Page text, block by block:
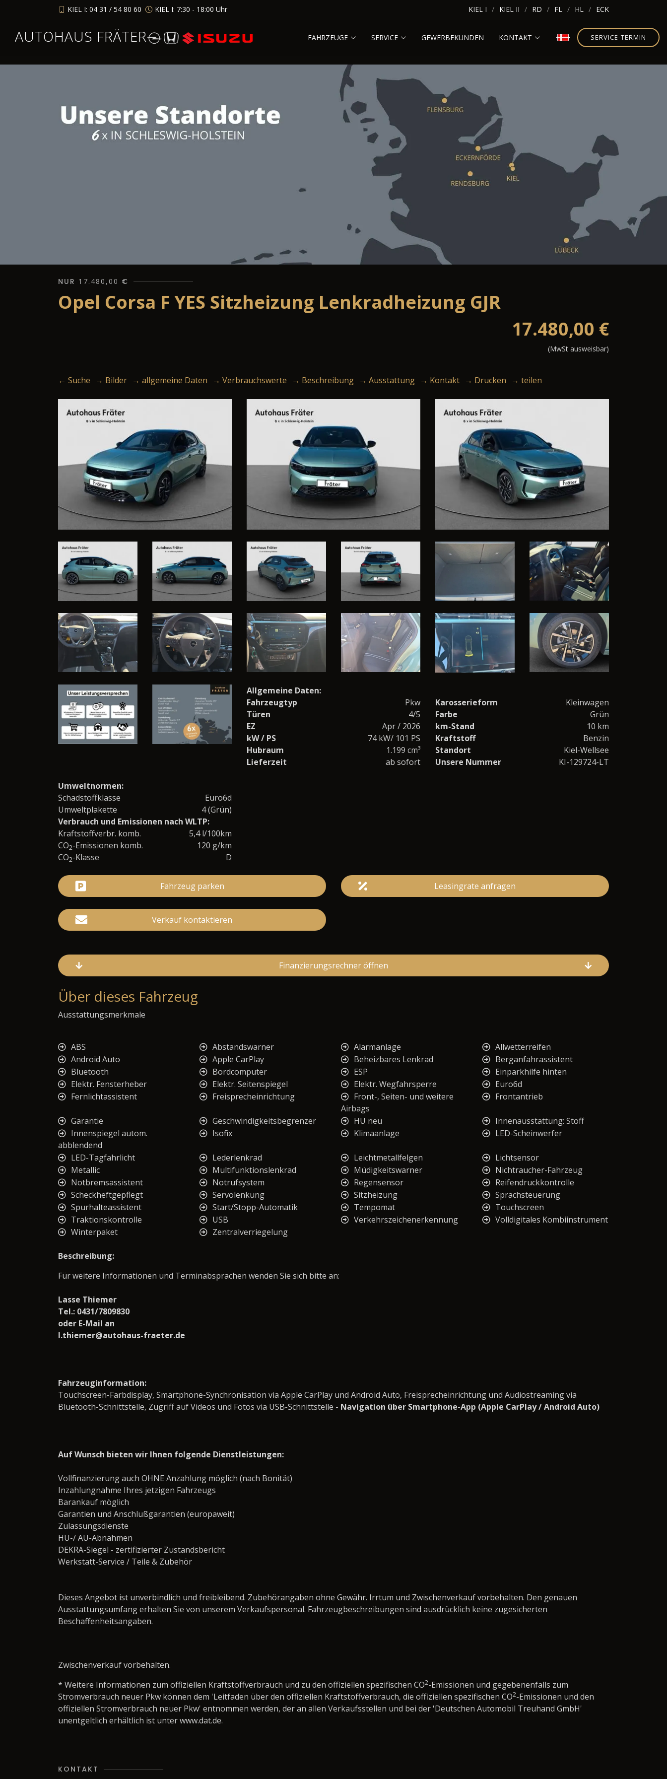
KIEL I: 04 31 / 54 80 60 KIEL I: 7:30 - 18:00 Uhr KIEL I KIEL II RD FL HL ECK
AUTOHAUS FRÄTER FAHRZEUGE SERVICE GEWERBEKUNDEN KONTAKT SERVICE-TERMIN
NUR 17.480,00 €
Opel Corsa F YES Sitzheizung Lenkradheizung GJR
17.480,00 €
(MwSt ausweisbar)
← Suche → Bilder → allgemeine Daten → Verbrauchswerte → Beschreibung → Ausstattung → Kontakt → Drucken → teilen
Allgemeine Daten:
Fahrzeugtyp
Pkw Karosserieform
Kleinwagen
Türen
4/5 Farbe
Grün
EZ
Apr / 2026 km-Stand
10 km
kW / PS
74 kW/ 101 PS Kraftstoff
Benzin
Hubraum
1.199 cm³ Standort
Kiel-Wellsee
Lieferzeit
ab sofort Unsere Nummer KI-129724-LT
Umweltnormen:
Schadstoffklasse
Euro6d
Umweltplakette
4 (Grün)
Verbrauch und Emissionen nach WLTP:
Kraftstoffverbr. komb.
5,4 l/100km
CO2-Emissionen komb.
120 g/km
CO2-Klasse D
Fahrzeug parken Leasingrate anfragen
Verkauf kontaktieren
Finanzierungsrechner öffnen
Über dieses Fahrzeug
Ausstattungsmerkmale
ABS Abstandswarner Alarmanlage
Allwetterreifen
Android Auto
Apple CarPlay Beheizbares Lenkrad
Berganfahrassistent
Bluetooth
Bordcomputer ESP
Einparkhilfe hinten
Elektr. Fensterheber
Elektr. Seitenspiegel Elektr. Wegfahrsperre
Euro6d
Fernlichtassistent
Freisprecheinrichtung
Front-, Seiten- und weitere
Airbags
Frontantrieb
Garantie Geschwindigkeitsbegrenzer HU neu
Innenausstattung: Stoff
Innenspiegel autom.
abblendend
Isofix Klimaanlage LED-Scheinwerfer
LED-Tagfahrlicht Lederlenkrad Leichtmetallfelgen
Lichtsensor
Metallic
Multifunktionslenkrad Müdigkeitswarner
Nichtraucher-Fahrzeug
Notbremsassistent
Notrufsystem Regensensor
Reifendruckkontrolle
Scheckheftgepflegt
Servolenkung Sitzheizung
Sprachsteuerung
Spurhalteassistent
Start/Stopp-Automatik Tempomat
Touchscreen
Traktionskontrolle
USB Verkehrszeichenerkennung
Volldigitales Kombiinstrument
Winterpaket
Zentralverriegelung
Beschreibung:
Für weitere Informationen und Terminabsprachen wenden Sie sich bitte an:
Lasse Thiemer
Tel.: 0431/7809830
oder E-Mail an
l.thiemer@autohaus-fraeter.de
Fahrzeuginformation:
Touchscreen-Farbdisplay, Smartphone-Synchronisation via Apple CarPlay und Android Auto, Freisprecheinrichtung und Audiostreaming via
Bluetooth-Schnittstelle, Zugriff auf Videos und Fotos via USB-Schnittstelle - Navigation über Smartphone-App (Apple CarPlay / Android Auto)
Auf Wunsch bieten wir Ihnen folgende Dienstleistungen:
Vollfinanzierung auch OHNE Anzahlung möglich (nach Bonität)
Inzahlungnahme Ihres jetzigen Fahrzeugs
Barankauf möglich
Garantien und Anschlußgarantien (europaweit)
Zulassungsdienste
HU-/ AU-Abnahmen
DEKRA-Siegel - zertifizierter Zustandsbericht
Werkstatt-Service / Teile & Zubehör ­­­­­­­­­­­­­­­­
Dieses Angebot ist unverbindlich und freibleibend. Zubehörangaben ohne Gewähr. Irrtum und Zwischenverkauf vorbehalten. Den genauen
Ausstattungsumfang erhalten Sie von unserem Verkaufspersonal. Fahrzeugbeschreibungen sind ausdrücklich keine zugesicherten
Beschaffenheitsangaben.
Zwischenverkauf vorbehalten.
* Weitere Informationen zum offiziellen Kraftstoffverbrauch und zu den offiziellen spezifischen CO2-Emissionen und gegebenenfalls zum
Stromverbrauch neuer Pkw können dem 'Leitfaden über den offiziellen Kraftstoffverbrauch, die offiziellen spezifischen CO2-Emissionen und den
offiziellen Stromverbrauch neuer Pkw' entnommen werden, der an allen Verkaufsstellen und bei der 'Deutschen Automobil Treuhand GmbH'
unentgeltlich erhältlich ist unter www.dat.de.
KONTAKT